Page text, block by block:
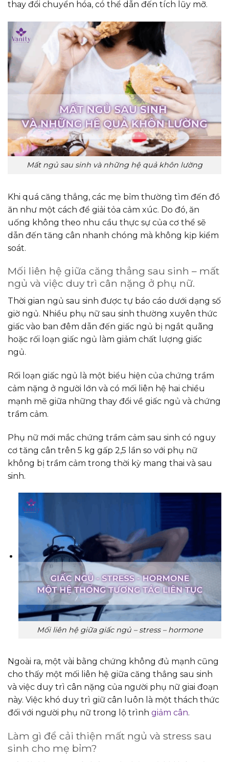
thay đổi chuyển hóa, có thể dẫn đến tích lũy mỡ.
Mất ngủ sau sinh và những hệ quả khôn lường
Khi quá căng thẳng, các mẹ bỉm thường tìm đến đồ
ăn như một cách để giải tỏa cảm xúc. Do đó, ăn
uống không theo nhu cầu thực sự của cơ thể sẽ
dẫn đến tăng cân nhanh chóng mà không kịp kiểm
soát.
Mối liên hệ giữa căng thẳng sau sinh – mất
ngủ và việc duy trì cân nặng ở phụ nữ.
Thời gian ngủ sau sinh được tự báo cáo dưới dạng số
giờ ngủ. Nhiều phụ nữ sau sinh thường xuyên thức
giấc vào ban đêm dẫn đến giấc ngủ bị ngắt quãng
hoặc rối loạn giấc ngủ làm giảm chất lượng giấc
ngủ.
Rối loạn giấc ngủ là một biểu hiện của chứng trầm
cảm nặng ở người lớn và có mối liên hệ hai chiều
mạnh mẽ giữa những thay đổi về giấc ngủ và chứng
trầm cảm.
Phụ nữ mới mắc chứng trầm cảm sau sinh có nguy
cơ tăng cân trên 5 kg gấp 2,5 lần so với phụ nữ
không bị trầm cảm trong thời kỳ mang thai và sau
sinh.
Mối liên hệ giữa giấc ngủ – stress – hormone
Ngoài ra, một vài bằng chứng không đủ mạnh cũng
cho thấy một mối liên hệ giữa căng thẳng sau sinh
và việc duy trì cân nặng của người phụ nữ giai đoạn
này. Việc khó duy trì giữ cân luôn là một thách thức
đối với người phụ nữ trong lộ trình giảm cân.
Làm gì để cải thiện mất ngủ và stress sau
sinh cho mẹ bỉm?